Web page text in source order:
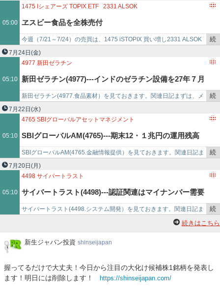
を
で
05:00
1475 Iシェアーズ TOPIX ETF 2331 ALSOK
日清食品ホールディングス
三菱UFJフィナンシャル・グループ
ヱスビー食品を全株売付
今週（7/21～7/24）の売買は、1475 iSTOPIX 買い増し2331 ALSOK
買い増し2897 日清食品HD 買い増し8306 三菱U…
続
を
で
7月24日 (金)
05:10
4977 新田ゼラチン
新田ゼラチン(4977)---インドのゼラチン設備を27年７月
稼働で年産4500ｔから7500ｔに増強へ。
新田ゼラチン(4977.食品素材）を見ておきます。​​​関連日記​​​まずは、メ
モ書きです。・買付候補銘柄。・2025年3月期の1株当たり純資産
は、…
続
を
で
7月22日 (水)
05:10
4765 SBIグローバルアセットマネジメント
SBIグローバルAM(4765)---期末12・１兆円の運用残高
は27年３月末に20兆円に拡大目標。
SBIグローバルAM(4765.金融情報提供）を見ておきます。​​​​関連日記​​​​​​​ま
ずは、メモ書きです。・保有銘柄。・2023年3月期の1…
続
を
で
7月20日 (月)
05:10
4498 サイバートラスト
サイバートラスト(4498)---認証関連はマイナンバー需要
背景に金融機関向け本人確認が拡大。
サイバートラスト(4498.システム開発）を見ておきます。​関連日記​​​​​​ま
ずは、メモ書きです。・保有銘柄。・2025年3月期の1株当たり純
続
き
続きはこちら
新
ャ
パ
新生ジャパン投資 shinseijapan
握ってるだけで大丈夫！今日から注目の大化け候補株1銘柄を発表し
ます！明日には削除します！
https://shinseijapan.com/